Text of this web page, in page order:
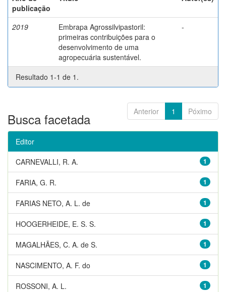
publicação
2019
Embrapa Agrossilvipastoril:
primeiras contribuições para o
desenvolvimento de uma
agropecuária sustentável.
-
Resultado 1-1 de 1.
Anterior 1 Póximo
Busca facetada
Editor
1
CARNEVALLI, R. A.
1
FARIA, G. R.
1
FARIAS NETO, A. L. de
1
HOOGERHEIDE, E. S. S.
1
MAGALHÃES, C. A. de S.
1
NASCIMENTO, A. F. do
1
ROSSONI, A. L.